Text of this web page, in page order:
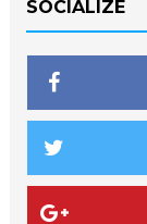
SOCIALIZE